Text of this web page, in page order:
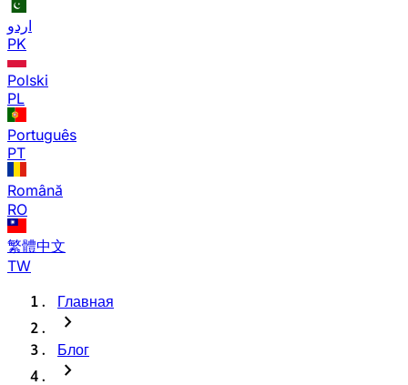
اردو
PK
Polski
PL
Português
PT
Română
RO
繁體中文
TW
Главная
chevron_right
Блог
chevron_right